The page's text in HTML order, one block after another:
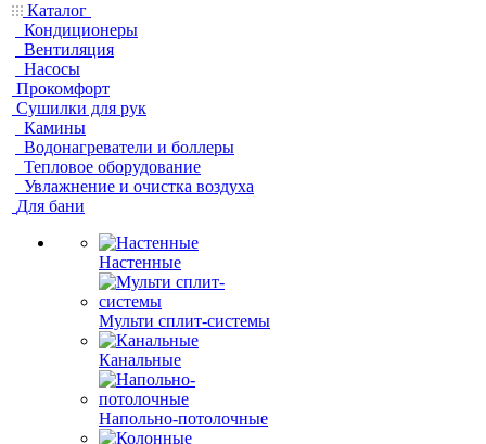
Каталог
Кондиционеры
Вентиляция
Насосы
Прокомфорт
Сушилки для рук
Камины
Водонагреватели и боллеры
Тепловое оборудование
Увлажнение и очистка воздуха
Для бани
Настенные
Мульти сплит-системы
Канальные
Напольно-потолочные